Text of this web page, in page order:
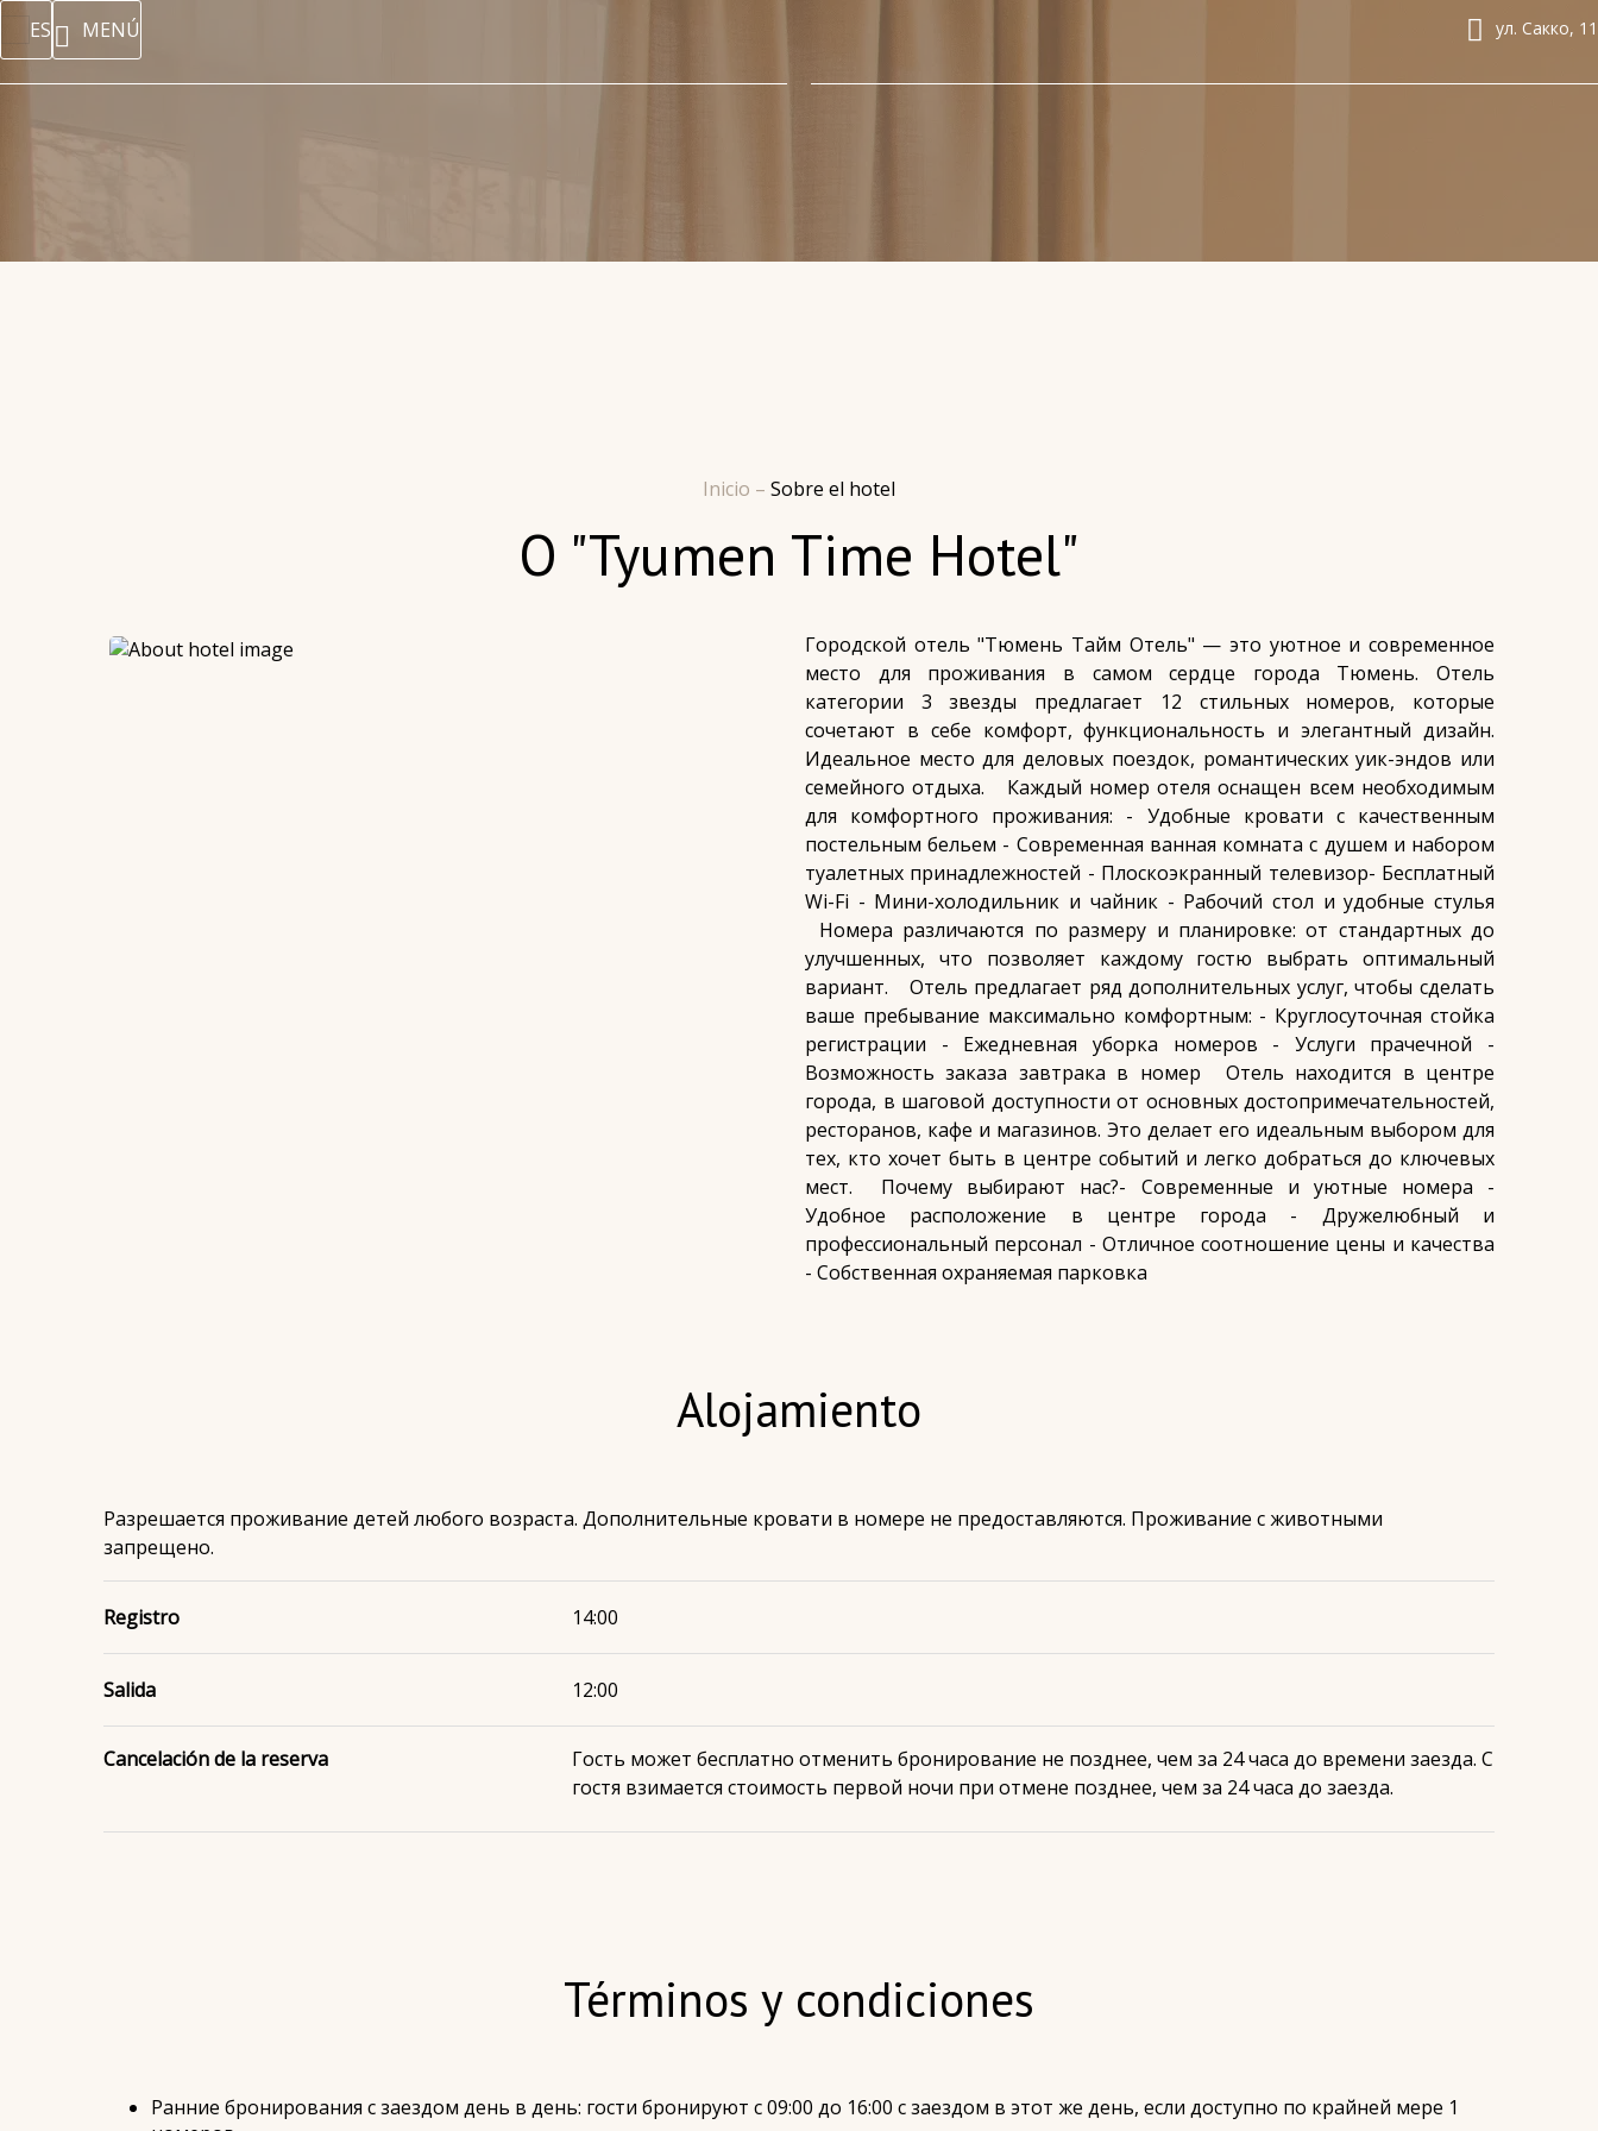
ES MENÚ ул. Сакко, 11
Inicio – Sobre el hotel
О "Tyumen Time Hotel"
Городской отель "Тюмень Тайм Отель" — это уютное и современное
место для проживания в самом сердце города Тюмень. Отель
категории 3 звезды предлагает 12 стильных номеров, которые
сочетают в себе комфорт, функциональность и элегантный дизайн.
Идеальное место для деловых поездок, романтических уик-эндов или
семейного отдыха. ⠀Каждый номер отеля оснащен всем необходимым
для комфортного проживания: - Удобные кровати с качественным
постельным бельем - Современная ванная комната с душем и набором
туалетных принадлежностей - Плоскоэкранный телевизор- Бесплатный
Wi-Fi - Мини-холодильник и чайник - Рабочий стол и удобные стулья
⠀Номера различаются по размеру и планировке: от стандартных до
улучшенных, что позволяет каждому гостю выбрать оптимальный
вариант. ⠀Отель предлагает ряд дополнительных услуг, чтобы сделать
ваше пребывание максимально комфортным: - Круглосуточная стойка
регистрации - Ежедневная уборка номеров - Услуги прачечной -
Возможность заказа завтрака в номер ⠀Отель находится в центре
города, в шаговой доступности от основных достопримечательностей,
ресторанов, кафе и магазинов. Это делает его идеальным выбором для
тех, кто хочет быть в центре событий и легко добраться до ключевых
мест. ⠀Почему выбирают нас?- Современные и уютные номера -
Удобное расположение в центре города - Дружелюбный и
профессиональный персонал - Отличное соотношение цены и качества
- Собственная охраняемая парковка
Alojamiento
Разрешается проживание детей любого возраста. Дополнительные кровати в номере не предоставляются. Проживание с животными
запрещено.
Registro 14:00
Salida 12:00
Cancelación de la reserva
Гость может бесплатно отменить бронирование не позднее, чем за 24 часа до времени заезда. С
гостя взимается стоимость первой ночи при отмене позднее, чем за 24 часа до заезда.
Términos y condiciones
Ранние бронирования с заездом день в день: гости бронируют с 09:00 до 16:00 с заездом в этот же день, если доступно по крайней мере 1